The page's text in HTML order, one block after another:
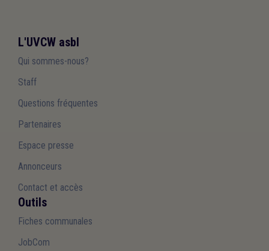
L'UVCW asbl
Qui sommes-nous?
Staff
Questions fréquentes
Partenaires
Espace presse
Annonceurs
Contact et accès
Outils
Fiches communales
JobCom